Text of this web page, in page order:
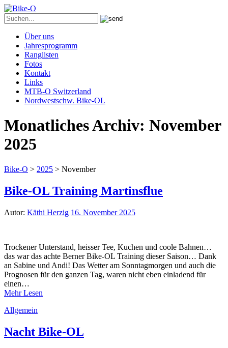
Über uns
Jahresprogramm
Ranglisten
Fotos
Kontakt
Links
MTB-O Switzerland
Nordwestschw. Bike-OL
Monatliches Archiv: November
2025
Bike-O > 2025 > November
Bike-OL Training Martinsflue
Autor: Käthi Herzig 16. November 2025
Trockener Unterstand, heisser Tee, Kuchen und coole Bahnen…
das war das achte Berner Bike-OL Training dieser Saison… Dank
an Sabine und Andi! Das Wetter am Sonntagmorgen und auch die
Prognosen für den ganzen Tag, waren nicht eben einladend für
einen…
Mehr Lesen
Allgemein
Nacht Bike-OL